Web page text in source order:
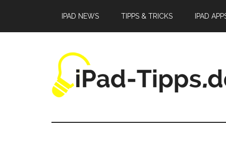
springen
springen
springen
IPAD NEWS TIPPS & TRICKS IPAD